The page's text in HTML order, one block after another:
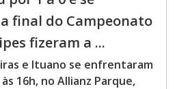
final do Campeonato
fizeram a ...
e Ituano se enfrentaram
16h, no Allianz Parque,